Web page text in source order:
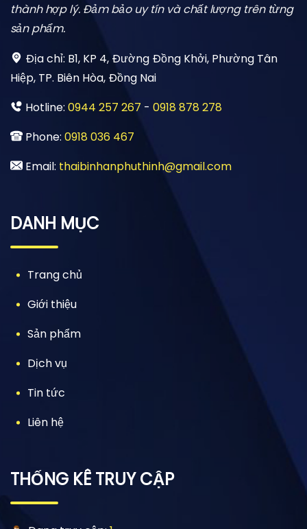
thành hợp lý. Đảm bảo uy tín và chất lượng trên từng
sản phẩm.
Địa chỉ: B1, KP 4, Đường Đồng Khởi, Phường Tân
Hiệp, TP. Biên Hòa, Đồng Nai
Hotline: 0944 257 267 - 0918 878 278
Phone: 0918 036 467
Email: thaibinhanphuthinh@gmail.com
DANH MỤC
Trang chủ
Giới thiệu
Sản phẩm
Dịch vụ
Tin tức
Liên hệ
THỐNG KÊ TRUY CẬP